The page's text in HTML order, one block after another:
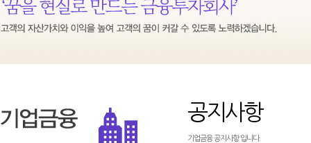
공지사항
기업금융 공지사항 입니다.